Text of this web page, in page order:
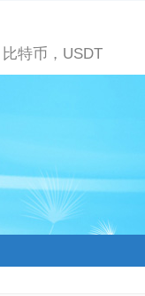
特币，USDT